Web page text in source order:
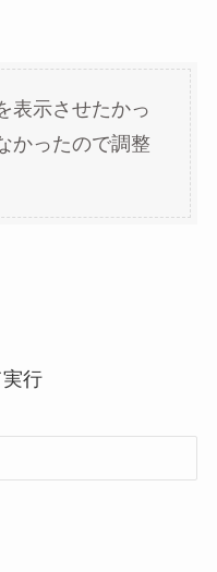
表示させたかっ
かったので調整
行